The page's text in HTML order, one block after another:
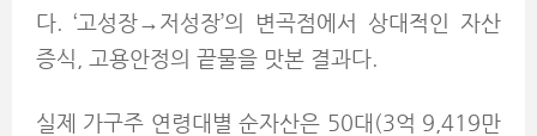
다. ‘고성장→저성장’의 변곡점에서 상대적인 자산
증식, 고용안정의 끝물을 맛본 결과다.
실제 가구주 연령대별 순자산은 50대(3억 9,419만